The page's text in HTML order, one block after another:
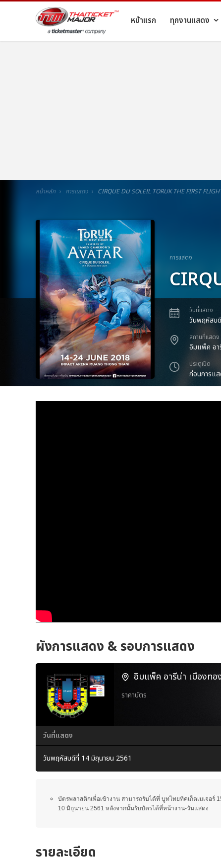
หน้าแรก ทุกงานแสดง
หน้าหลัก การแสดง CIRQUE DU SOLEIL TORUK THE FIRST
การแสดง
วันที่แสดง
วันพฤหัสบ
สถานที่แสดง
อิมแพ็ค อา
ประตูเปิด
ก่อนการแ
ผังการแสดง & รอบการแสดง
อิมแพ็ค อารีน่า เมืองทอ
ราคาบัตร
วันที่แสดง
วันพฤหัสบดีที่ 14 มิถุนายน 2561
บัตรพลาสติกเพื่อเข้างาน สามารถรับได้ที่ บูทไทยทิคเก็ตเมเจอ
10 มิถุนายน 2561 หลังจากนั้นรับบัตรได้ที่หน้างาน-วันแสดง
รายละเอียด